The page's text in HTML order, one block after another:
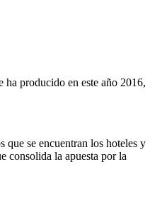
ha producido en este año 2016,
que se encuentran los hoteles y
consolida la apuesta por la